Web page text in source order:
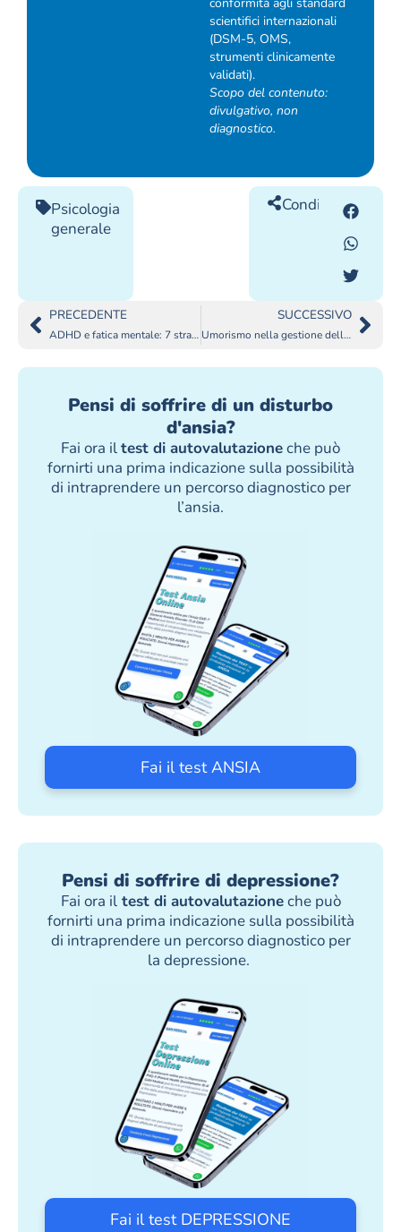
scientifici internazionali
(DSM-5, OMS,
strumenti clinicamente
validati).
Scopo del contenuto:
divulgativo, non
diagnostico.
Psicologia
generale
Condividilo
PRECEDENTE
ADHD e fatica mentale: 7 strategie per riprendersi
SUCCESSIVO
Umorismo nella gestione dell’ansia: ridere per rilassarsi
Pensi di soffrire di un disturbo
d'ansia?
Fai ora iltest di autovalutazioneche può
fornirti una prima indicazione sulla possibilità
di intraprendere un percorso diagnostico per
l’ansia.
Fai il test ANSIA
Pensi di soffrire di depressione?
Fai ora iltest di autovalutazioneche può
fornirti una prima indicazione sulla possibilità
di intraprendere un percorso diagnostico per
la depressione.
Fai il test DEPRESSIONE